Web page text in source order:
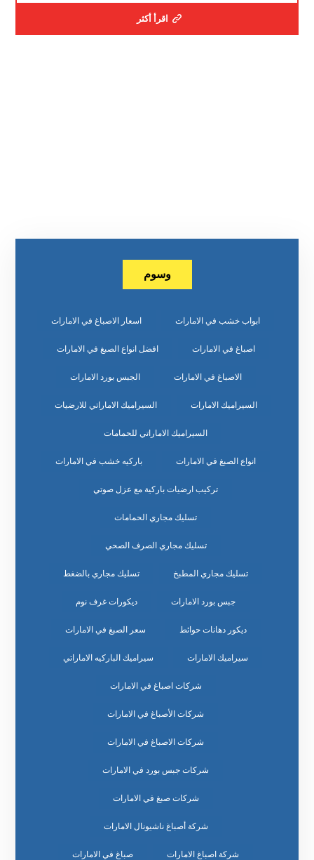
اقرأ أكثر
وسوم
ابواب خشب في الامارات اسعار الاصباغ في الامارات
اصباغ في الامارات افضل انواع الصبغ في الامارات
الاصباغ في الامارات الجبس بورد الامارات
السيراميك الامارات السيراميك الاماراتي للارضيات
السيراميك الاماراتي للحمامات
انواع الصبغ في الامارات باركيه خشب في الامارات
تركيب ارضيات باركية مع عزل صوتي
تسليك مجاري الحمامات
تسليك مجاري الصرف الصحي
تسليك مجاري المطبخ تسليك مجاري بالضغط
جبس بورد الامارات ديكورات غرف نوم
ديكور دهانات حوائط سعر الصبغ في الامارات
سيراميك الامارات سيراميك الباركيه الاماراتي
شركات اصباغ في الامارات
شركات الأصباغ في الامارات
شركات الاصباغ في الامارات
شركات جبس بورد في الامارات
شركات صبغ في الامارات
شركة أصباغ ناشيونال الامارات
شركة اصباغ الامارات صباغ في الامارات